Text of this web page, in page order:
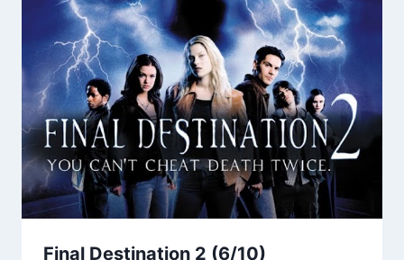
Final Destination 2 (6/10)